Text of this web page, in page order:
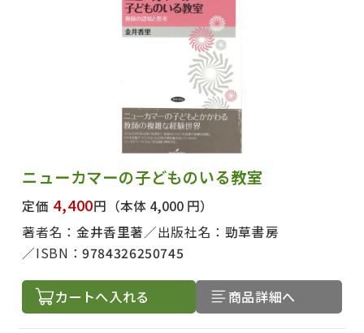
ニューカマーの子どものいる教室
定価 4,400円 （本体 4,000 円）
著者名： 金井香里著 出版社名： 勁草書房
ISBN：9784326250745
カートへ入れる 商品詳細へ